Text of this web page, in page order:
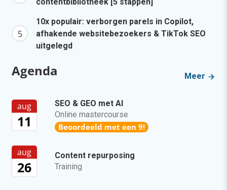
10x populair: verborgen parels in Copilot,
afhakende websitebezoekers & TikTok SEO
uitgelegd
Agenda Meer
aug
11
SEO & GEO met AI
Online mastercourse
Beoordeeld met een 9!
aug
26
Content repurposing
Training